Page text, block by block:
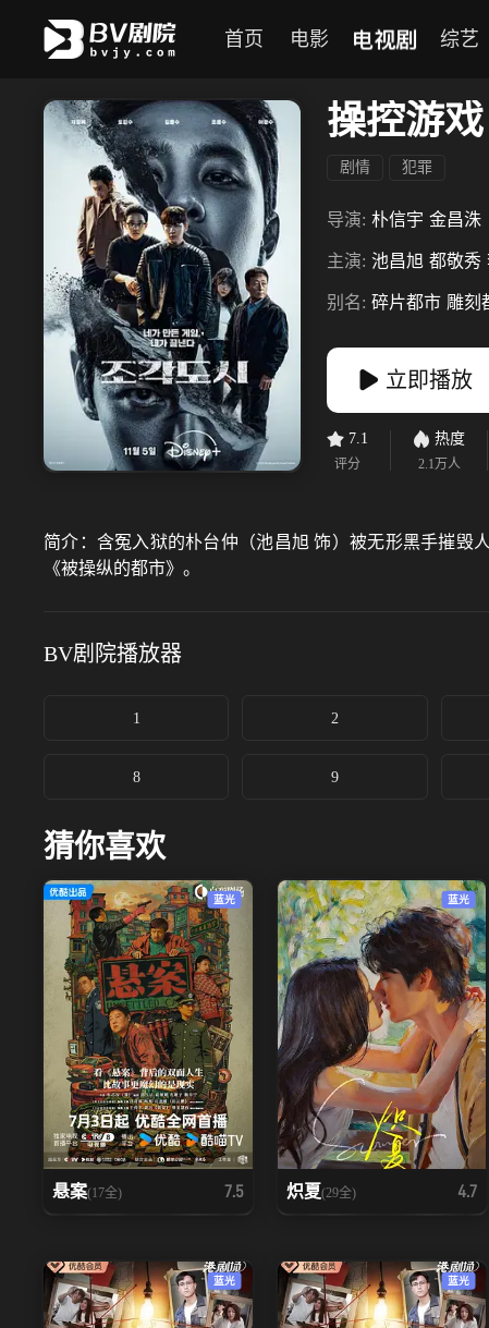
首页 电影 电视剧 综艺
操控游戏
剧情 犯罪
导演: 朴信宇 金昌洙
主演: 池昌旭 都敬秀
别名: 碎片都市 雕刻
立即播放
7.1
评分
热度
2.1万人
简介： 含冤入狱的朴台仲（池昌旭 饰）被无形黑手摧毁
《被操纵的都市》。
BV剧院播放器
1 2
8 9
猜你喜欢
蓝光
悬案(17全) 7.5
蓝光
炽夏(29全) 4.7
蓝光 蓝光